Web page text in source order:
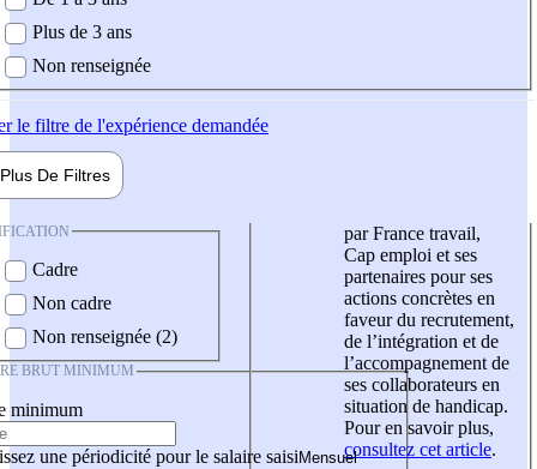
Plus de 3 ans
Non renseignée
le filtre de l'expérience demandée
Plus De Filtres
Cadre
Non cadre
Non renseignée (2)
BRUT MINIMUM
minimum
une périodicité pour le salaire saisi
par France travail,
Cap emploi et ses
partenaires pour ses
actions concrètes en
faveur du recrutement,
de l’intégration et de
l’accompagnement de
ses collaborateurs en
situation de handicap.
Pour en savoir plus,
consultez cet article.